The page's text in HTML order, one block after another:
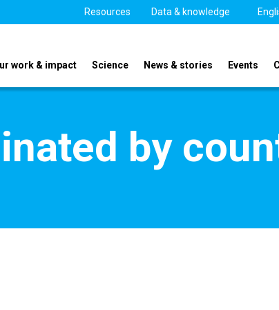
Resources Data & knowledge
work & impact Science News & stories Events
by